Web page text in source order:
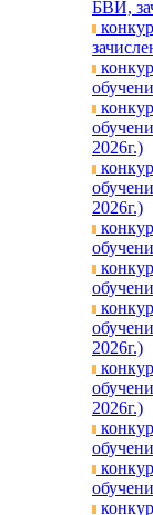
БВИ,
2026г.)
2026г.)
2026г.)
2026г.)